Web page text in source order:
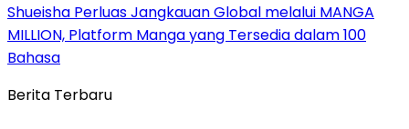
Shueisha Perluas Jangkauan Global melalui MANGA
MILLION, Platform Manga yang Tersedia dalam 100
Bahasa
Berita Terbaru